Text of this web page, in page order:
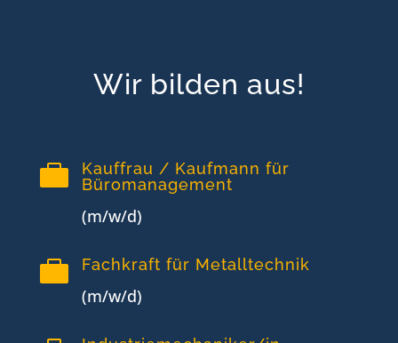
Wir bilden aus!

Kauffrau / Kaufmann für
Büromanagement
(m/w/d)
 Fachkraft für Metalltechnik
(m/w/d)